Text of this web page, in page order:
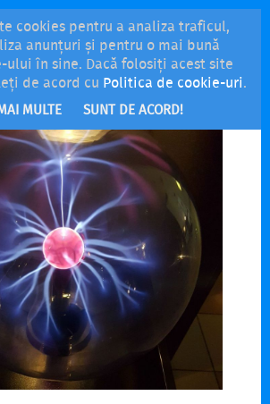
cookies pentru a analiza traficul,
anunțuri și pentru o mai bună
în sine. Dacă folosiți acest site
de acord cu Politica de cookie-uri.
MULTE SUNT DE ACORD!
MENU